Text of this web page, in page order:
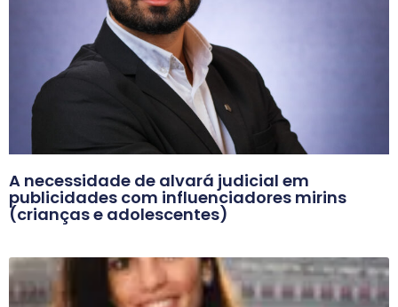
A necessidade de alvará judicial em
publicidades com influenciadores mirins
(crianças e adolescentes)